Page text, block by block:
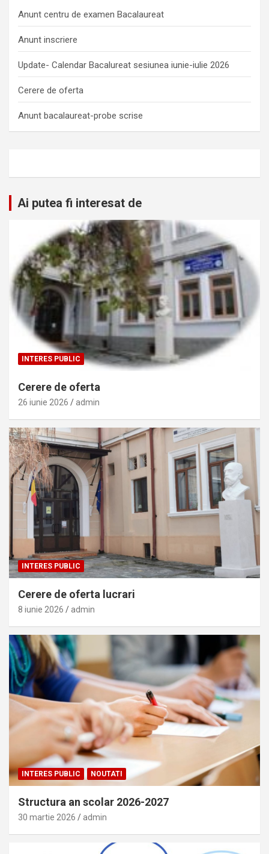
Anunt centru de examen Bacalaureat
Anunt inscriere
Update- Calendar Bacalureat sesiunea iunie-iulie 2026
Cerere de oferta
Anunt bacalaureat-probe scrise
Ai putea fi interesat de
INTERES PUBLIC
Cerere de oferta
26 iunie 2026 admin
INTERES PUBLIC
Cerere de oferta lucrari
8 iunie 2026 admin
INTERES PUBLIC NOUTATI
Structura an scolar 2026-2027
30 martie 2026 admin